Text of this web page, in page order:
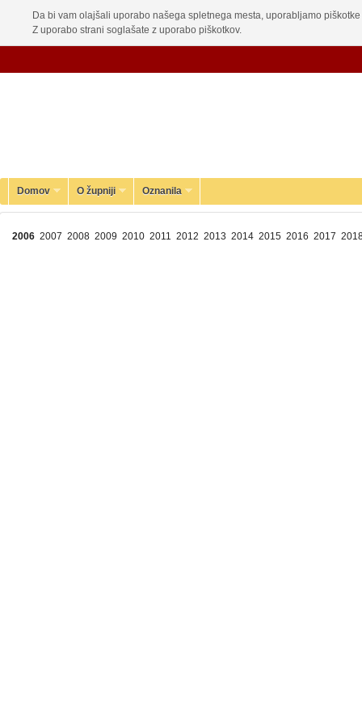
Da bi vam olajšali uporabo našega spletnega mesta, uporabljamo
Z uporabo strani soglašate z uporabo piškotkov.
Domov O župniji Oznanila
2006 2007 2008 2009 2010 2011 2012 2013 2014 2015 2016 2017